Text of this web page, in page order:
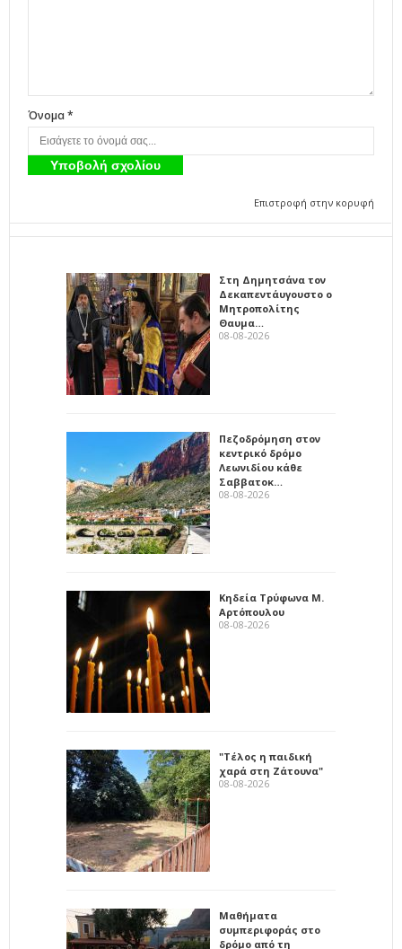
Όνομα *
Επιστροφή στην κορυφή
Στη Δημητσάνα τον
Δεκαπεντάυγουστο ο
Μητροπολίτης
Θαυμα…
08-08-2026
Πεζοδρόμηση στον
κεντρικό δρόμο
Λεωνιδίου κάθε
Σαββατοκ…
08-08-2026
Κηδεία Τρύφωνα Μ.
Αρτόπουλου
08-08-2026
"Τέλος η παιδική
χαρά στη Ζάτουνα"
08-08-2026
Μαθήματα
συμπεριφοράς στο
δρόμο από τη